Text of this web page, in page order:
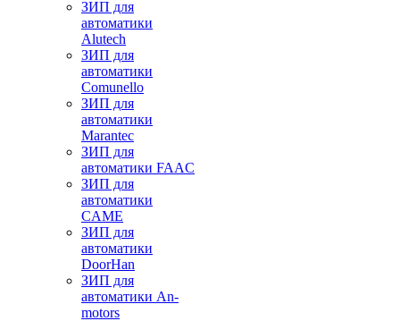
ЗИП для
автоматики
Alutech
ЗИП для
автоматики
Comunello
ЗИП для
автоматики
Marantec
ЗИП для
автоматики FAAC
ЗИП для
автоматики
CAME
ЗИП для
автоматики
DoorHan
ЗИП для
автоматики An-
motors